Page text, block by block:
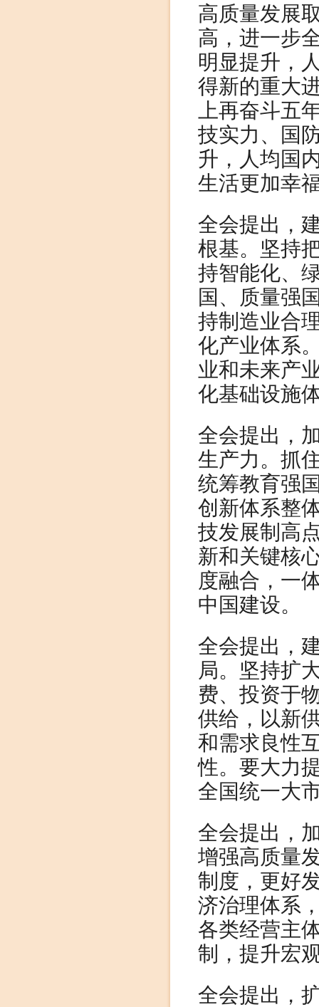
高质量发展
高，进一步
明显提升，
得新的重大
上再奋斗五
技实力、国
升，人均国
生活更加幸
全会提出，
根基。坚持
持智能化、
国、质量强
持制造业合
化产业体系
业和未来产
化基础设施
全会提出，
生产力。抓
统筹教育强
创新体系整
技发展制高
新和关键核
度融合，一
中国建设。
全会提出，
局。坚持扩
费、投资于
供给，以新
和需求良性
性。要大力
全国统一大
全会提出，
增强高质量
制度，更好
济治理体系
各类经营主
制，提升宏
全会提出，